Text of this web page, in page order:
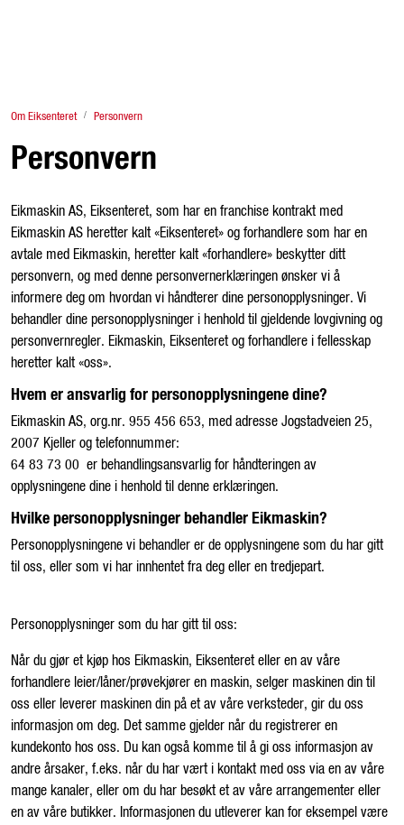
Om Eiksenteret Personvern
Personvern
Eikmaskin AS, Eiksenteret, som har en franchise kontrakt med
Eikmaskin AS heretter kalt «Eiksenteret» og forhandlere som har en
avtale med Eikmaskin, heretter kalt «forhandlere» beskytter ditt
personvern, og med denne personvernerklæringen ønsker vi å
informere deg om hvordan vi håndterer dine personopplysninger. Vi
behandler dine personopplysninger i henhold til gjeldende lovgivning og
personvernregler. Eikmaskin, Eiksenteret og forhandlere i fellesskap
heretter kalt «oss».
Hvem er ansvarlig for personopplysningene dine?
Eikmaskin AS, org.nr. 955 456 653, med adresse Jogstadveien 25,
2007 Kjeller og telefonnummer:
64 83 73 00 er behandlingsansvarlig for håndteringen av
opplysningene dine i henhold til denne erklæringen.
Hvilke personopplysninger behandler Eikmaskin?
Personopplysningene vi behandler er de opplysningene som du har gitt
til oss, eller som vi har innhentet fra deg eller en tredjepart.
Personopplysninger som du har gitt til oss:
Når du gjør et kjøp hos Eikmaskin, Eiksenteret eller en av våre
forhandlere leier/låner/prøvekjører en maskin, selger maskinen din til
oss eller leverer maskinen din på et av våre verksteder, gir du oss
informasjon om deg. Det samme gjelder når du registrerer en
kundekonto hos oss. Du kan også komme til å gi oss informasjon av
andre årsaker, f.eks. når du har vært i kontakt med oss via en av våre
mange kanaler, eller om du har besøkt et av våre arrangementer eller
en av våre butikker. Informasjonen du utleverer kan for eksempel være
Tjenester
Traktor
Redskap og store maskiner
Butikkvarer
Lagersalg & brukt
Kampanjer
Karriere